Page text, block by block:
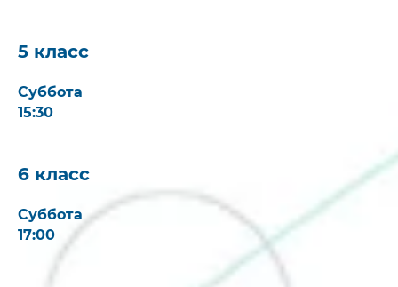
5 класс
Суббота
15:30
6 класс
Суббота
17:00